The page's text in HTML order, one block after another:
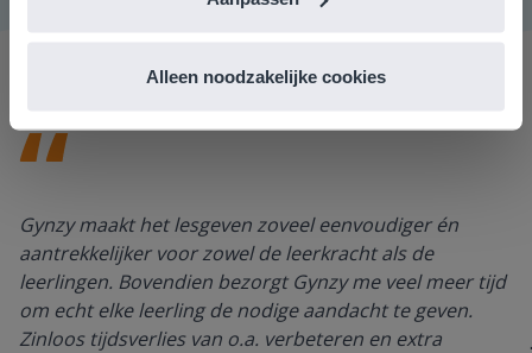
Alleen noodzakelijke cookies
Gynzy maakt het lesgeven zoveel eenvoudiger én
aantrekkelijker voor zowel de leerkracht als de
leerlingen. Bovendien bezorgt Gynzy me veel meer tijd
om echt elke leerling de nodige aandacht te geven.
Zinloos tijdsverlies van o.a. verbeteren en extra